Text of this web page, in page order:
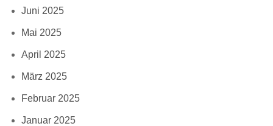
Juni 2025
Mai 2025
April 2025
März 2025
Februar 2025
Januar 2025